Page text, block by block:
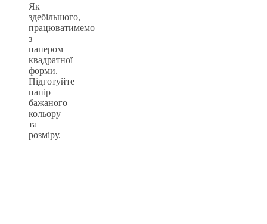
Як
здебільшого,
працюватимемо
з
папером
квадратної
форми.
Підготуйте
папір
бажаного
кольору
та
розміру.